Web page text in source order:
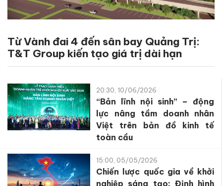
Từ Vành đai 4 đến sân bay Quảng Trị:
T&T Group kiến tạo giá trị dài hạn
20:30, 10/06/2026
“Bản lĩnh nội sinh” – động
lực nâng tầm doanh nhân
Việt trên bản đồ kinh tế
toàn cầu
15:00, 05/05/2026
Chiến lược quốc gia về khởi
nghiệp sáng tạo: Định hình